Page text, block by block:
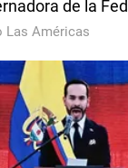
de la Fed
Las Américas